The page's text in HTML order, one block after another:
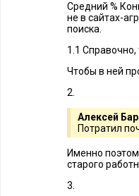
При согласии
роботизированные
ограниченный срок,
9. Провести
Средний %
не в сайтах-
поиска.
1.1 Справочно,
Чтобы в ней
2.
Алексей
Потратил
Именно
старого
3.